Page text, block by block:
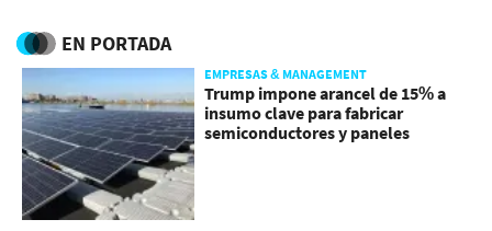
EN PORTADA
EMPRESAS & MANAGEMENT
Trump impone arancel de 15% a
insumo clave para fabricar
semiconductores y paneles